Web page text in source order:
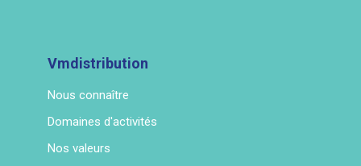
Vmdistribution
Nous connaître
Domaines d'activités
Nos valeurs